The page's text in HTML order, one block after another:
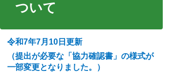
ついて
令和7年7月10日更新
（提出が必要な「協力確認書」の様式が
一部変更となりました。）